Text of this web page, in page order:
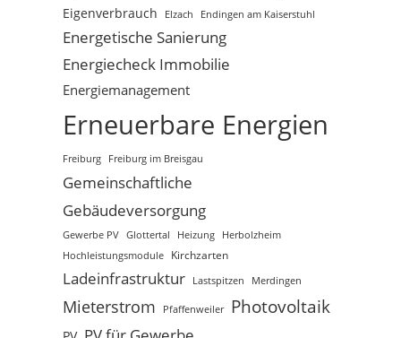
Eigenverbrauch Elzach Endingen am Kaiserstuhl
Energetische Sanierung
Energiecheck Immobilie
Energiemanagement
Erneuerbare Energien
Freiburg Freiburg im Breisgau
Gemeinschaftliche
Gebäudeversorgung
Gewerbe PV Glottertal Heizung Herbolzheim
Hochleistungsmodule Kirchzarten
Ladeinfrastruktur Lastspitzen Merdingen
Mieterstrom Pfaffenweiler Photovoltaik